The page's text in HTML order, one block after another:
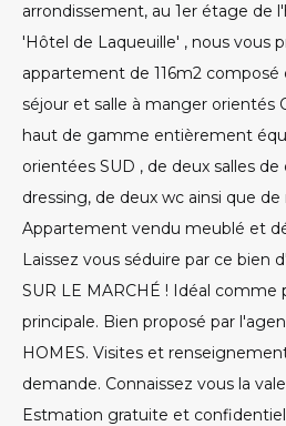
arrondissement, au 1er étage de
'Hôtel de Laqueuille' , nous vous
appartement de 116m2
séjour et salle à manger orientés
haut de gamme entièrement
orientées SUD , de deux salles
dressing, de deux wc ainsi que
Appartement vendu meublé et
Laissez vous séduire par ce bien
SUR LE MARCHÉ ! Idéal comme
principale. Bien proposé par
HOMES. Visites et
demande. Connaissez vous la
Estmation gratuite et